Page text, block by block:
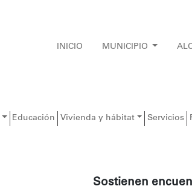
INICIO MUNICIPIO
Educación Vivienda y hábitat Servicios
Sostienen